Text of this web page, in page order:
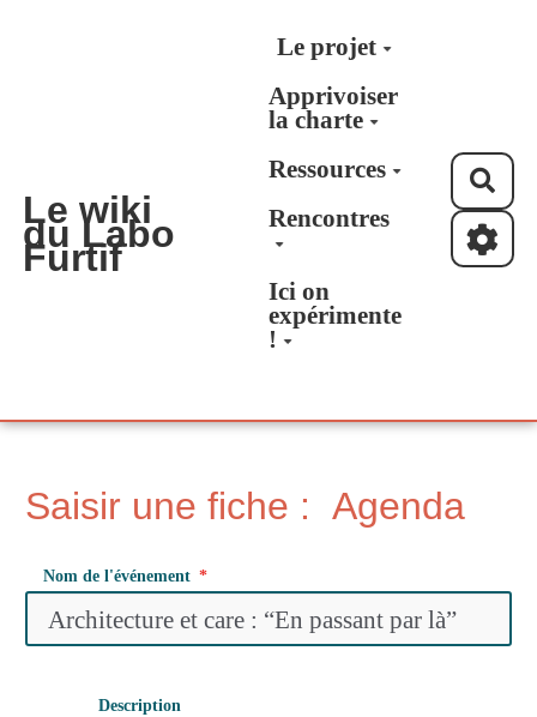
Aller au contenu principal
Le wiki
du Labo
Furtif
Le projet
Apprivoiser
la charte
Ressources
Rencontres
Ici on
expérimente
!
Saisir une fiche : Agenda
Nom de l'événement
Description